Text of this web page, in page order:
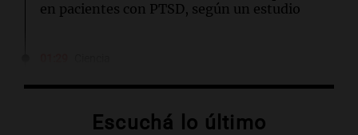
en pacientes con PTSD, según un estudio
artritis reumatoide y provocar brotes
Escuchá lo último